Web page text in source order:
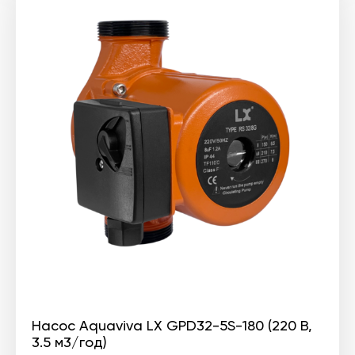
Насос Aquaviva LX GPD32-5S-180 (220 В,
3.5 м3/год)